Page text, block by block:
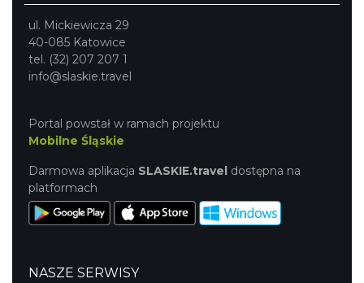
ul. Mickiewicza 29
40-085 Katowice
tel. (32) 207 207 1
info@slaskie.travel
Portal powstał w ramach projektu
Mobilne Śląskie
Darmowa aplikacja SLASKIE.travel dostępna na
platformach
NASZE SERWISY